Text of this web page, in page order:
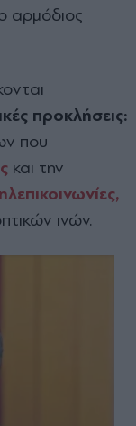
αρμόδιος
προκλήσεις:
που
και την
ινών.